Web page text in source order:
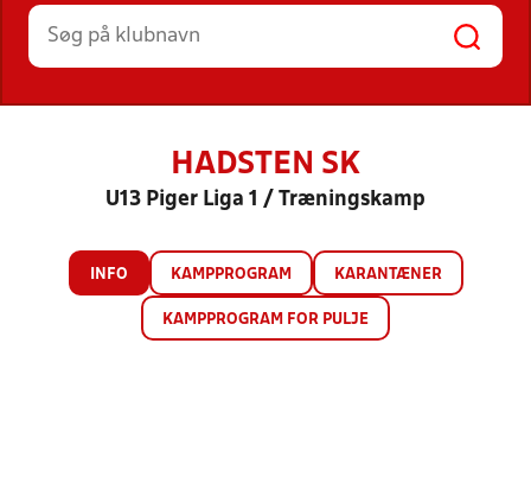
HOLD
HADSTEN SK
U13 Piger Liga 1 / Træningskamp
INFO KAMPPROGRAM KARANTÆNER
KAMPPROGRAM FOR PULJE